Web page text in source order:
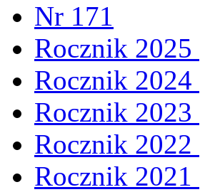
Nr 171
Rocznik
Rocznik
Rocznik
Rocznik
Rocznik